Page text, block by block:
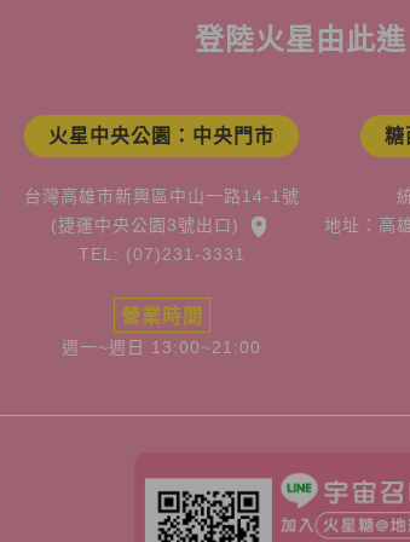
登陸火星由此進
火星中央公園：中央門市
台灣高雄市新興區中山一路14-1號
(捷運中央公園3號出口)
TEL: (07)231-3331
營業時間
週一~週日 13:00~21:00
糖
地址：高